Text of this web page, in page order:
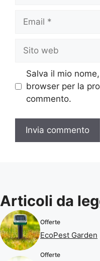
Email
Sito
web
Salva il mio
browser per la
commento.
Articoli da
Offerte
EcoPest Garden
Offerte